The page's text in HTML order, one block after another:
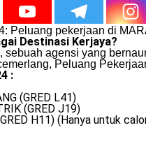
Peluang pekerjaan di
Destinasi Kerjaya?
, sebuah agensi yang
Peluang
:
(GRED L41)
(GRED J19)
H11) (Hanya untuk